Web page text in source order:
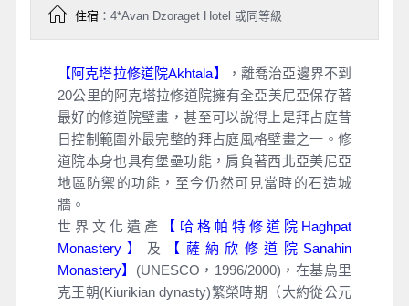
住宿：4*Avan Dzoraget Hotel 或同等級
【阿克塔拉修道院Akhtala】
，離喬治亞邊界不到
20公里的阿克塔拉修道院擁有全亞美尼亞保存著
最好的修道院壁畫，甚至可以說得上是拜占庭昔
日控制範圍外最完整的拜占庭風格壁畫之一。修
道院本身也具有堡壘功能，肩負著西北亞美尼亞
地區防禦的功能，至今仍然可見當時的石造城
牆。
世界文化遺產
【哈格帕特修道院Haghpat
Monastery】 及
【薩納欣修道院Sanahin
Monastery】 (UNESCO，1996/2000)，在基烏里
克王朝(Kiurikian dynasty)繁榮時期（大約從公元